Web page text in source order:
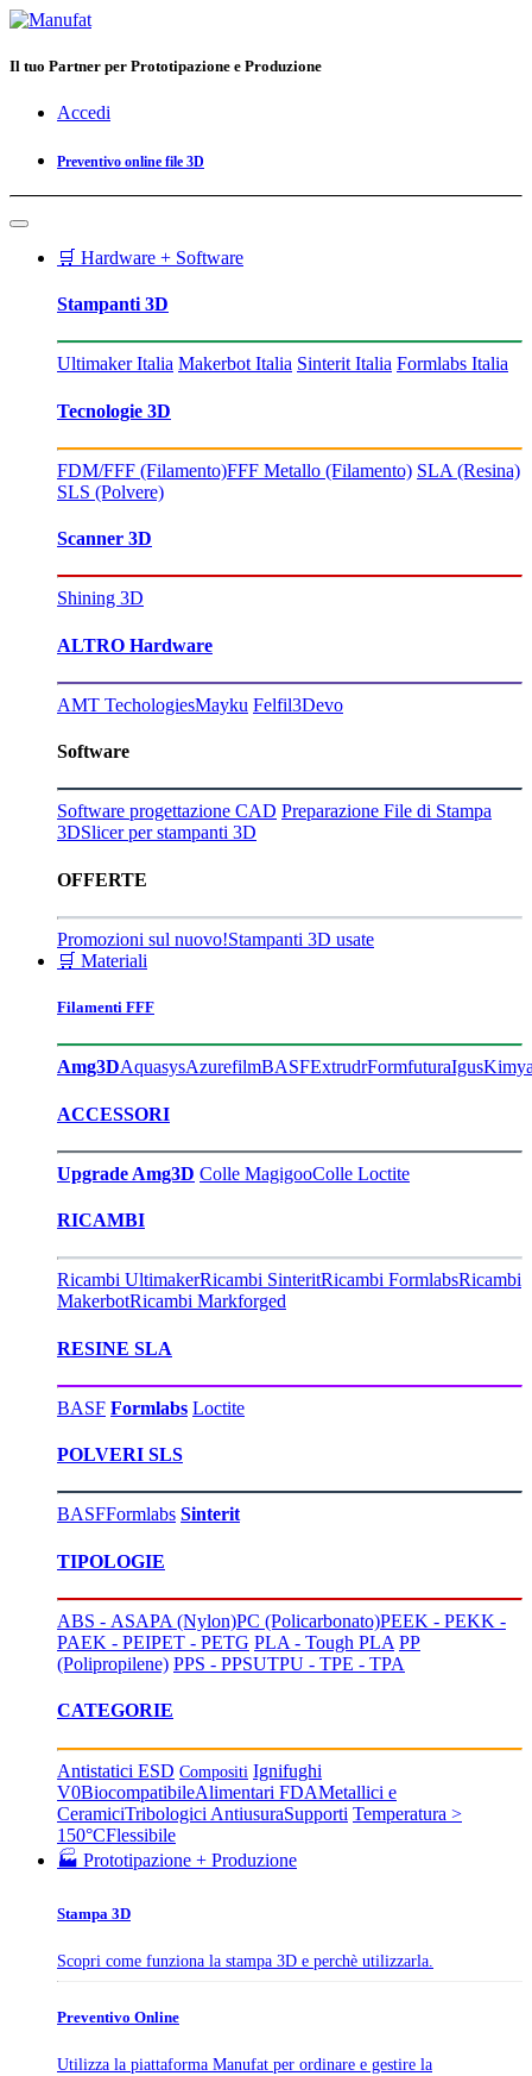
Il tuo Partner per Prototipazione e Produzione
Accedi
Preventivo online file 3D
🛒 Hardware + Software
Stampanti 3D
Ultimaker Italia Makerbot Italia Sinterit Italia Formlabs Italia
Tecnologie 3D
FDM/FFF (Filamento)FFF Metallo (Filamento) SLA (Resina)
SLS (Polvere)
Scanner 3D
Shining 3D
ALTRO Hardware
AMT TechologiesMayku Felfil3Devo
Software
Software progettazione CAD Preparazione File di Stampa
3DSlicer per stampanti 3D
OFFERTE
Promozioni sul nuovo!Stampanti 3D usate
🛒 Materiali
Filamenti FFF
Amg3DAquasysAzurefilmBASFExtrudrFormfuturaIgus
ACCESSORI
Upgrade Amg3D Colle MagigooColle Loctite
RICAMBI
Ricambi UltimakerRicambi SinteritRicambi FormlabsRicambi
MakerbotRicambi Markforged
RESINE SLA
BASF Formlabs Loctite
POLVERI SLS
BASFFormlabs Sinterit
TIPOLOGIE
ABS - ASAPA (Nylon)PC (Policarbonato)PEEK - PEKK -
PAEK - PEIPET - PETG PLA - Tough PLA PP
(Polipropilene) PPS - PPSUTPU - TPE - TPA
CATEGORIE
Antistatici ESD Compositi Ignifughi
V0BiocompatibileAlimentari FDAMetallici e
CeramiciTribologici AntiusuraSupporti Temperatura >
150°CFlessibile
🏭 Prototipazione + Produzione
Stampa 3D
Scopri come funziona la stampa 3D e perchè utilizzarla.
Preventivo Online
Utilizza la piattaforma Manufat per ordinare e gestire la